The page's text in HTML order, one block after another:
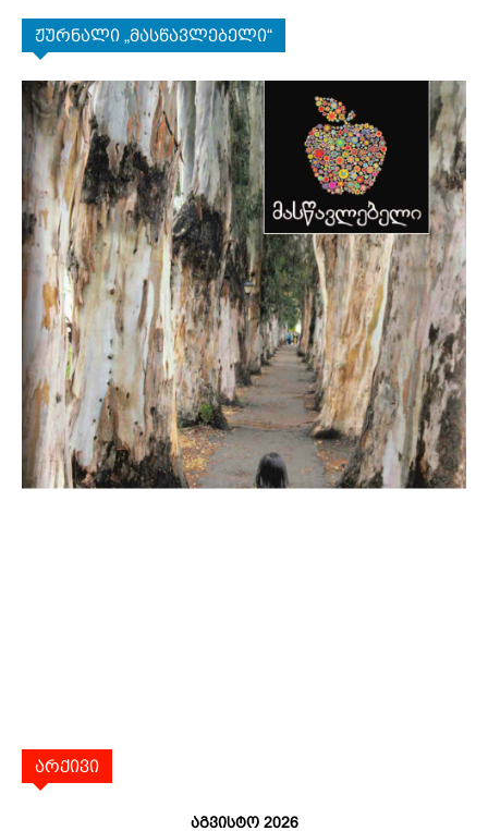
ჟურნალი „მასწავლებელი“
არქივი
აგვისტო 2026